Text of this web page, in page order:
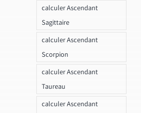
calculer Ascendant
Sagittaire
calculer Ascendant
Scorpion
calculer Ascendant
Taureau
calculer Ascendant